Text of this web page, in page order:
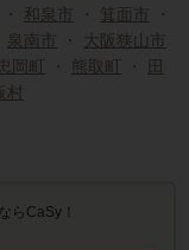
・ 和泉市 ・ 箕面市
・
泉南市 ・
大阪狭山市
岡町 ・ 熊取町 ・
田
村
らCaSy！